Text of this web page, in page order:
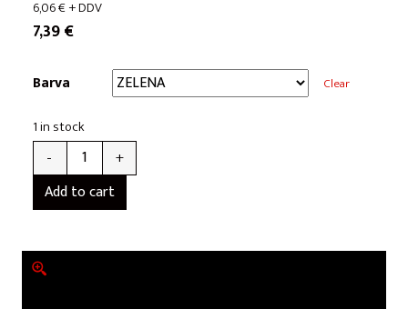
6,06€+ DDV
7,39€
Barva Clear
1 in stock
-
+
Add to cart